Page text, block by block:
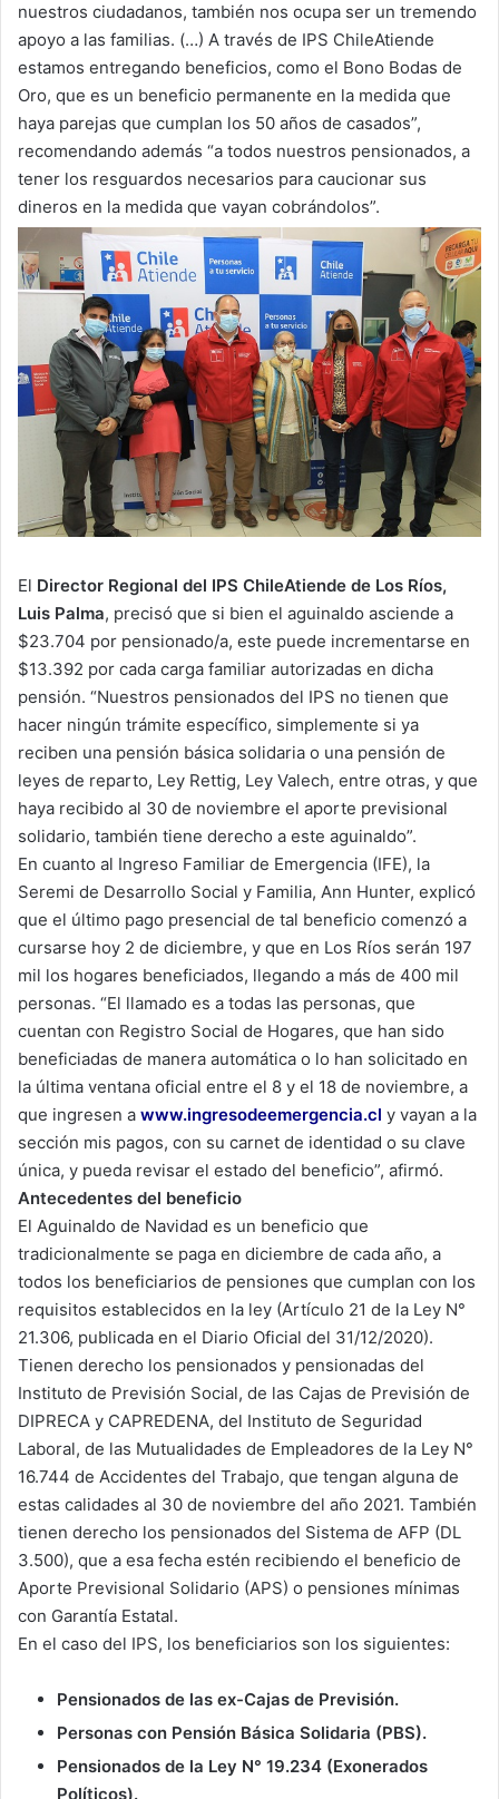
nuestros ciudadanos, también nos ocupa ser un tremendo
apoyo a las familias. (…) A través de IPS ChileAtiende
estamos entregando beneficios, como el Bono Bodas de
Oro, que es un beneficio permanente en la medida que
haya parejas que cumplan los 50 años de casados”,
recomendando además “a todos nuestros pensionados, a
tener los resguardos necesarios para caucionar sus
dineros en la medida que vayan cobrándolos”.
El Director Regional del IPS ChileAtiende de Los Ríos,
Luis Palma, precisó que si bien el aguinaldo asciende a
$23.704 por pensionado/a, este puede incrementarse en
$13.392 por cada carga familiar autorizadas en dicha
pensión. “Nuestros pensionados del IPS no tienen que
hacer ningún trámite específico, simplemente si ya
reciben una pensión básica solidaria o una pensión de
leyes de reparto, Ley Rettig, Ley Valech, entre otras, y que
haya recibido al 30 de noviembre el aporte previsional
solidario, también tiene derecho a este aguinaldo”.
En cuanto al Ingreso Familiar de Emergencia (IFE), la
Seremi de Desarrollo Social y Familia, Ann Hunter, explicó
que el último pago presencial de tal beneficio comenzó a
cursarse hoy 2 de diciembre, y que en Los Ríos serán 197
mil los hogares beneficiados, llegando a más de 400 mil
personas. “El llamado es a todas las personas, que
cuentan con Registro Social de Hogares, que han sido
beneficiadas de manera automática o lo han solicitado en
la última ventana oficial entre el 8 y el 18 de noviembre, a
que ingresen a www.ingresodeemergencia.cl y vayan a la
sección mis pagos, con su carnet de identidad o su clave
única, y pueda revisar el estado del beneficio”, afirmó.
Antecedentes del beneficio
El Aguinaldo de Navidad es un beneficio que
tradicionalmente se paga en diciembre de cada año, a
todos los beneficiarios de pensiones que cumplan con los
requisitos establecidos en la ley (Artículo 21 de la Ley N°
21.306, publicada en el Diario Oficial del 31/12/2020).
Tienen derecho los pensionados y pensionadas del
Instituto de Previsión Social, de las Cajas de Previsión de
DIPRECA y CAPREDENA, del Instituto de Seguridad
Laboral, de las Mutualidades de Empleadores de la Ley N°
16.744 de Accidentes del Trabajo, que tengan alguna de
estas calidades al 30 de noviembre del año 2021. También
tienen derecho los pensionados del Sistema de AFP (DL
3.500), que a esa fecha estén recibiendo el beneficio de
Aporte Previsional Solidario (APS) o pensiones mínimas
con Garantía Estatal.
En el caso del IPS, los beneficiarios son los siguientes:
Pensionados de las ex-Cajas de Previsión.
Personas con Pensión Básica Solidaria (PBS).
Pensionados de la Ley N° 19.234 (Exonerados
Políticos).